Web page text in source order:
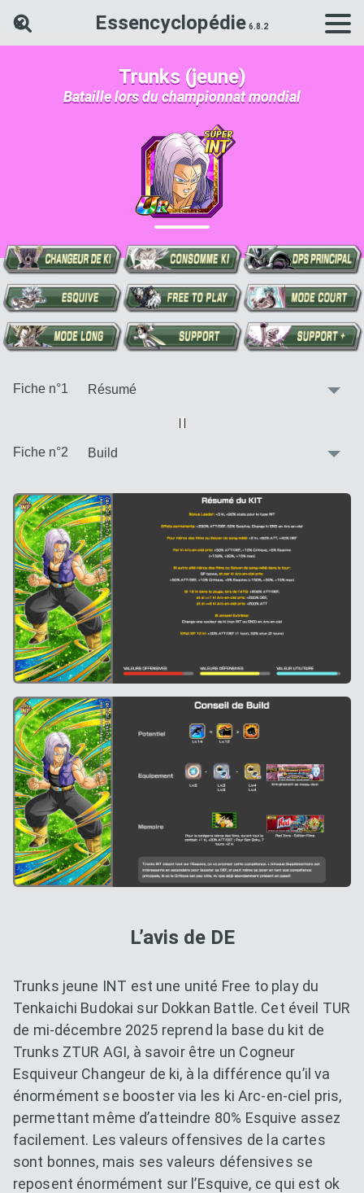
Essencyclopédie
Rechercher une carte Dokkan
Trunks (jeune)
Bataille lors du championnat mondial
Fiche n°1
Vue alternative
| |
Fiche n°2
L’avis de DE
Trunks jeune INT est une unité Free to play du
Tenkaichi Budokai sur Dokkan Battle. Cet éveil TUR
de mi-décembre 2025 reprend la base du kit de
Trunks ZTUR AGI, à savoir être un Cogneur
Esquiveur Changeur de ki, à la différence qu’il va
énormément se booster via les ki Arc-en-ciel pris,
permettant même d’atteindre 80% Esquive assez
facilement. Les valeurs offensives de la cartes
sont bonnes, mais ses valeurs défensives se
reposent énormément sur l’Esquive, ce qui est ok